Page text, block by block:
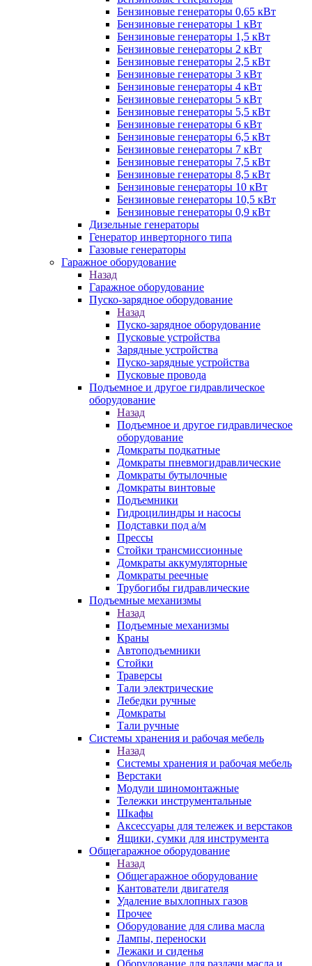
Бензиновые генераторы 0,65 кВт
Бензиновые генераторы 1 кВт
Бензиновые генераторы 1,5 кВт
Бензиновые генераторы 2 кВт
Бензиновые генераторы 2,5 кВт
Бензиновые генераторы 3 кВт
Бензиновые генераторы 4 кВт
Бензиновые генераторы 5 кВт
Бензиновые генераторы 5,5 кВт
Бензиновые генераторы 6 кВт
Бензиновые генераторы 6,5 кВт
Бензиновые генераторы 7 кВт
Бензиновые генераторы 7,5 кВт
Бензиновые генераторы 8,5 кВт
Бензиновые генераторы 10 кВт
Бензиновые генераторы 10,5 кВт
Бензиновые генераторы 0,9 кВт
Дизельные генераторы
Генератор инверторного типа
Газовые генераторы
Гаражное оборудование
Назад
Гаражное оборудование
Пуско-зарядное оборудование
Назад
Пуско-зарядное оборудование
Пусковые устройства
Зарядные устройства
Пуско-зарядные устройства
Пусковые провода
Подъемное и другое гидравлическое
оборудование
Назад
Подъемное и другое гидравлическое
оборудование
Домкраты подкатные
Домкраты пневмогидравлические
Домкраты бутылочные
Домкраты винтовые
Подъемники
Гидроцилиндры и насосы
Подставки под а/м
Прессы
Стойки трансмиссионные
Домкраты аккумуляторные
Домкраты реечные
Трубогибы гидравлические
Подъемные механизмы
Назад
Подъемные механизмы
Краны
Автоподъемники
Стойки
Траверсы
Тали электрические
Лебедки ручные
Домкраты
Тали ручные
Системы хранения и рабочая мебель
Назад
Системы хранения и рабочая мебель
Верстаки
Модули шиномонтажные
Тележки инструментальные
Шкафы
Аксессуары для тележек и верстаков
Ящики, сумки для инструмента
Общегаражное оборудование
Назад
Общегаражное оборудование
Кантователи двигателя
Удаление выхлопных газов
Прочее
Оборудование для слива масла
Лампы, переноски
Лежаки и сиденья
Оборудование для раздачи масла и